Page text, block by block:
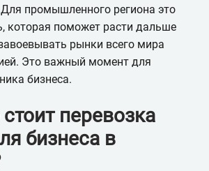
промышленного региона это
которая поможет расти дальше
рынки всего мира
Это важный момент для
бизнеса.
перевозка
бизнеса в